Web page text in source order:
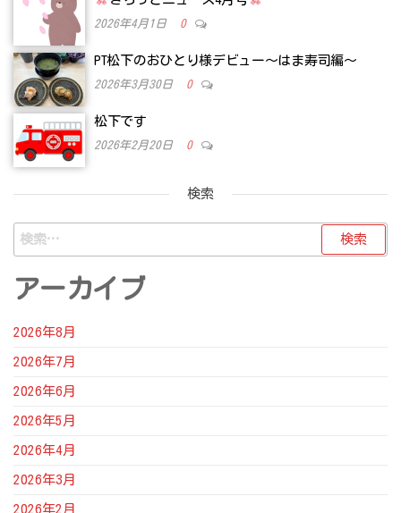
2026年4月1日 0
PT松下のおひとり様デビュー～はま寿司編～
2026年3月30日 0
松下です
2026年2月20日 0
検索
検
索:
アーカイブ
2026年8月
2026年7月
2026年6月
2026年5月
2026年4月
2026年3月
2026年2月